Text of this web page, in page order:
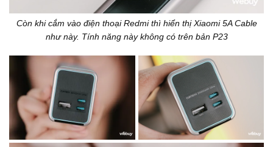
Còn khi cắm vào điện thoại Redmi thì hiển thị Xiaomi 5A Cable
như này. Tính năng này không có trên bản P23